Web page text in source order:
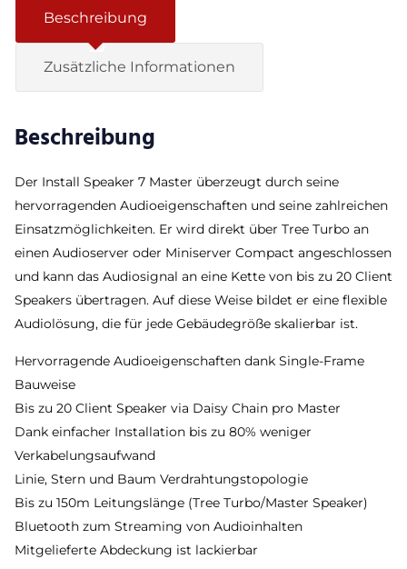
Beschreibung
Zusätzliche Informationen
Beschreibung
Der Install Speaker 7 Master überzeugt durch seine
hervorragenden Audioeigenschaften und seine zahlreichen
Einsatzmöglichkeiten. Er wird direkt über Tree Turbo an
einen Audioserver oder Miniserver Compact angeschlossen
und kann das Audiosignal an eine Kette von bis zu 20 Client
Speakers übertragen. Auf diese Weise bildet er eine flexible
Audiolösung, die für jede Gebäudegröße skalierbar ist.
Hervorragende Audioeigenschaften dank Single-Frame
Bauweise
Bis zu 20 Client Speaker via Daisy Chain pro Master
Dank einfacher Installation bis zu 80% weniger
Verkabelungsaufwand
Linie, Stern und Baum Verdrahtungstopologie
Bis zu 150m Leitungslänge (Tree Turbo/Master Speaker)
Bluetooth zum Streaming von Audioinhalten
Mitgelieferte Abdeckung ist lackierbar